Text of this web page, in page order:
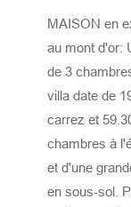
MAISON en
au mont d'or:
de 3
villa date de
carrez et
chambres à
et d'une
en sous-sol.